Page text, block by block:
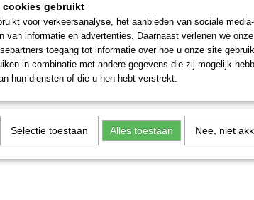
cookies gebruikt
voor verkeersanalyse, het aanbieden van sociale media-
van informatie en advertenties. Daarnaast verlenen we
toegang tot informatie over hoe u onze site
in combinatie met andere gegevens die zij mogelijk
hun diensten of die u hen hebt verstrekt.
Selectie toestaan Alles toestaan Nee, niet